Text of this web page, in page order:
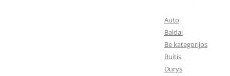
Auto
Baldai
Be kategorijos
Buitis
Durys